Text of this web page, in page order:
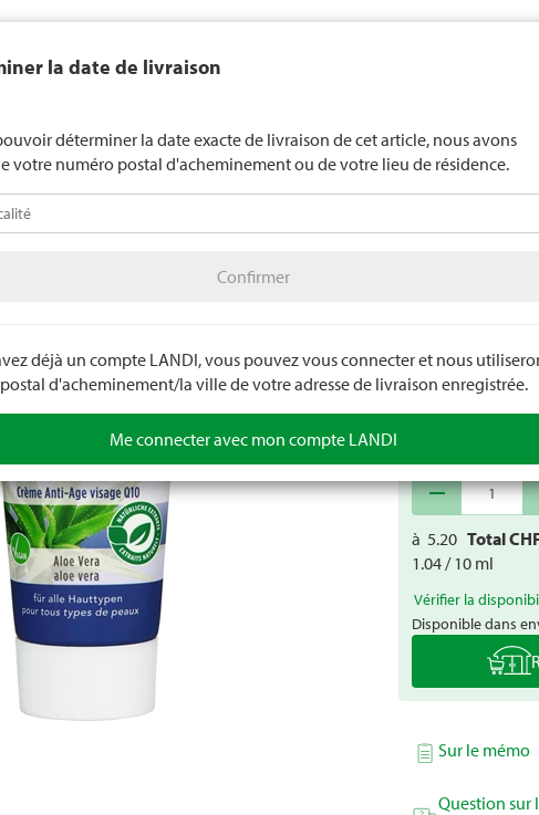
LANDI Météo
Men
Beauté Suisse.
et du Q10. Nourrit,
Numéro d'article
remove
à 5.20 Total
1.04 / 10 ml
Vérifier la
Disponible dans
Sur le mémo
Question sur
la date de livraison
déterminer la date exacte de livraison de cet article, nous avons
votre numéro postal d'acheminement ou de votre lieu de résidence.
Confirmer
déjà un compte LANDI, vous pouvez vous connecter et nous
d'acheminement/la ville de votre adresse de livraison enregistrée.
Me connecter avec mon compte LANDI
vend généralement pas d'alcool aux jeunes de moins de 16 ans. La limite